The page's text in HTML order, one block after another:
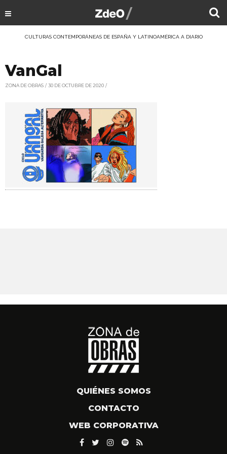
CULTURAS CONTEMPORÁNEAS DE ESPAÑA Y LATINOAMÉRICA A DIARIO
VanGal
ZONA DE OBRAS 30 DE OCTUBRE DE 2020
QUIÉNES SOMOS
CONTACTO
WEB CORPORATIVA